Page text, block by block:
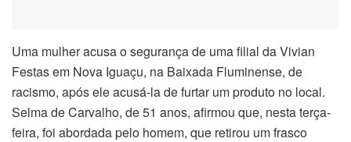
Uma mulher acusa o segurança de uma filial da Vivian
Festas em Nova Iguaçu, na Baixada Fluminense, de
racismo, após ele acusá-la de furtar um produto no local.
Selma de Carvalho, de 51 anos, afirmou que, nesta terça-
feira, foi abordada pelo homem, que retirou um frasco